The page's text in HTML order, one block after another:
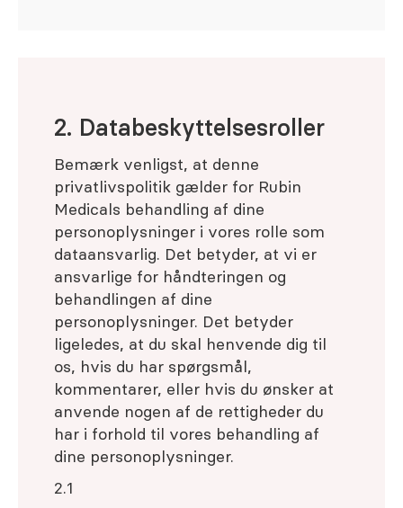
2. Databeskyttelsesroller
Bemærk venligst, at denne
privatlivspolitik gælder for Rubin
Medicals behandling af dine
personoplysninger i vores rolle som
dataansvarlig. Det betyder, at vi er
ansvarlige for håndteringen og
behandlingen af dine
personoplysninger. Det betyder
ligeledes, at du skal henvende dig til
os, hvis du har spørgsmål,
kommentarer, eller hvis du ønsker at
anvende nogen af de rettigheder du
har i forhold til vores behandling af
dine personoplysninger.
2.1